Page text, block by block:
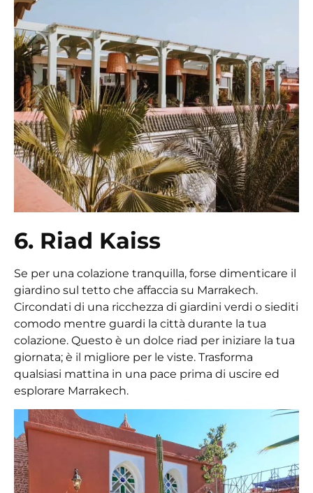
6. Riad Kaiss
Se per una colazione tranquilla, forse dimenticare il
giardino sul tetto che affaccia su Marrakech.
Circondati di una ricchezza di giardini verdi o siediti
comodo mentre guardi la città durante la tua
colazione. Questo è un dolce riad per iniziare la tua
giornata; è il migliore per le viste. Trasforma
qualsiasi mattina in una pace prima di uscire ed
esplorare Marrakech.